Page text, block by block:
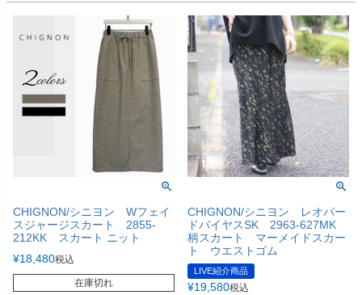
CHIGNON/シニヨン Wフェイ
スジャージスカート 2855-
212KK スカート ニット
¥18,480税込
在庫切れ
CHIGNON/シニヨン レオパー
ドバイヤスSK 2963-627MK
柄スカート マーメイドスカー
ト ウエストゴム
LIVE紹介商品
¥19,580税込